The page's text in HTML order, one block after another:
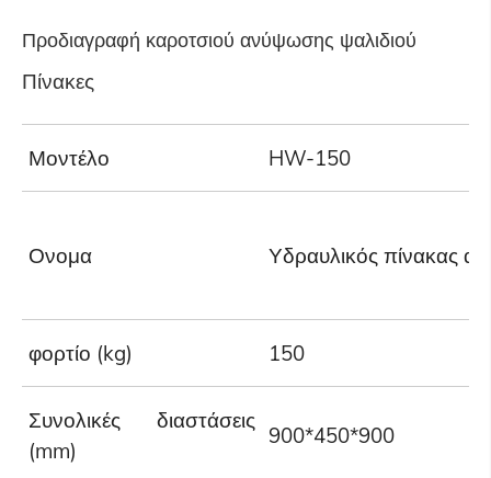
Προδιαγραφή καροτσιού ανύψωσης ψαλιδιού
Πίνακες
Μοντέλο HW-150
Ονομα Υδραυλικός πίνακας
φορτίο (kg) 150
Συνολικές διαστάσεις
(mm)
900*450*900